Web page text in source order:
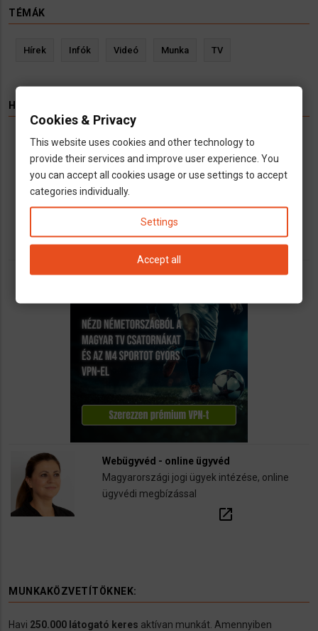
TÉMÁK
Hírek Infók Videó Munka TV
HIRDETÉS
Könyvelés kizárólag cégeknek
Vállalkozások számára kínálunk teljeskörű
könyvelési és adószakügyvédi
szolgáltatásokat
call
Webügyvéd - online ügyvéd
Magyarországi jogi ügyek intézése, online
ügyvédi megbízással
open_in_new
MUNKAKÖZVETÍTÖKNEK:
Havi 250.000 látogató keres aktívan munkát. Amennyiben
Cookies & Privacy
This website uses cookies and other technology to
provide their services and improve user experience. You
you can accept all cookies usage or use settings to accept
categories individually.
Settings
Accept all